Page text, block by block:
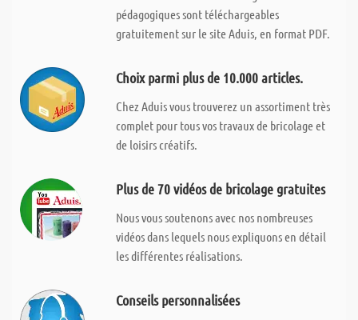
pédagogiques sont téléchargeables
gratuitement sur le site Aduis, en format PDF.
Choix parmi plus de 10.000 articles.
Chez Aduis vous trouverez un assortiment très
complet pour tous vos travaux de bricolage et
de loisirs créatifs.
Plus de 70 vidéos de bricolage gratuites
Nous vous soutenons avec nos nombreuses
vidéos dans lequels nous expliquons en détail
les différentes réalisations.
Conseils personnalisées